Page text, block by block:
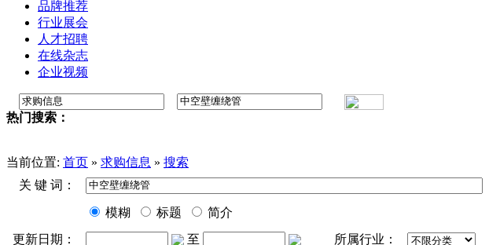
品牌推荐
行业展会
人才招聘
在线杂志
企业视频
热门搜索：
当前位置: 首页 » 求购信息 » 搜索
关 键 词：
模糊 标题
简介
更新日期：
至
所属行业：